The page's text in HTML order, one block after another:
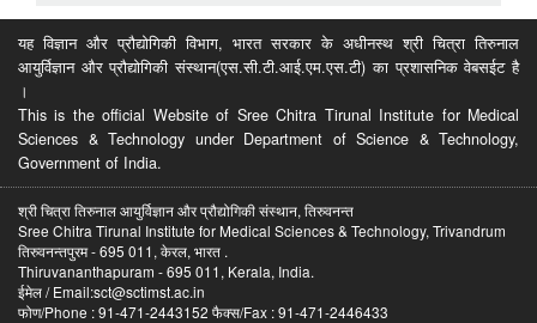
यह विज्ञान और प्रौद्योगिकी विभाग, भारत सरकार के अधीनस्थ श्री चित्रा तिरुनाल
आयुर्विज्ञान और प्रौद्योगिकी संस्थान(एस.सी.टी.आई.एम.एस.टी) का प्रशासनिक वेबसईट है
।
This is the official Website of Sree Chitra Tirunal Institute for Medical
Sciences & Technology under Department of Science & Technology,
Government of India.
श्री चित्रा तिरुनाल आयुर्विज्ञान और प्रौद्योगिकी संस्थान, तिरुवनन्त
Sree Chitra Tirunal Institute for Medical Sciences & Technology, Trivandrum
तिरुवनन्तपुरम - 695 011, केरल, भारत .
Thiruvananthapuram - 695 011, Kerala, India.
ईमेल / Email:sct@sctimst.ac.in
फोण/Phone : 91-471-2443152 फैक्स/Fax : 91-471-2446433